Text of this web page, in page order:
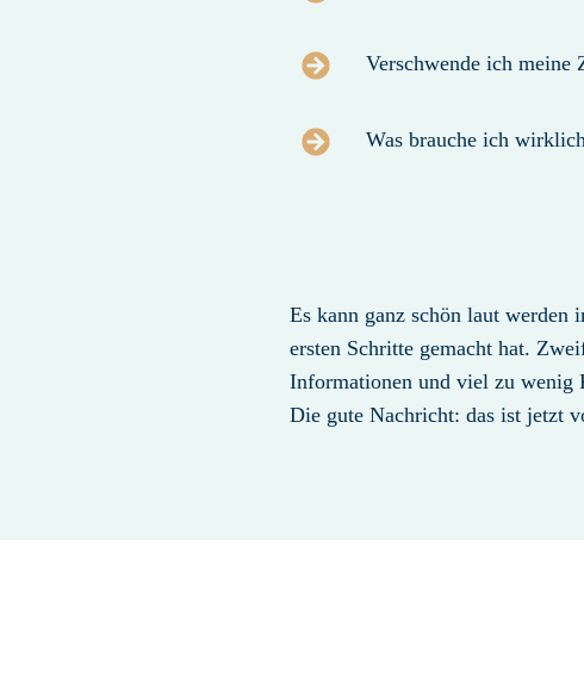
Verschwende ich meine
Was brauche ich
Es kann ganz schön laut werden
ersten Schritte gemacht hat.
Informationen und viel zu wenig
Die gute Nachricht: das ist jetzt